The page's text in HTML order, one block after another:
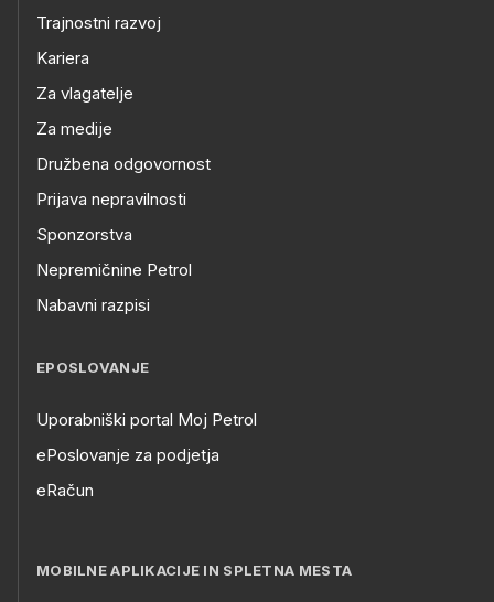
Trajnostni razvoj
Kariera
Za vlagatelje
Za medije
Družbena odgovornost
Prijava nepravilnosti
Sponzorstva
Nepremičnine Petrol
Nabavni razpisi
EPOSLOVANJE
Uporabniški portal Moj Petrol
ePoslovanje za podjetja
eRačun
MOBILNE APLIKACIJE IN SPLETNA MESTA